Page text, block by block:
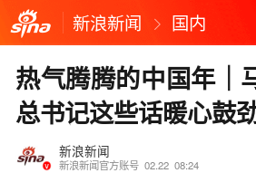
新浪新闻 国内
热气腾腾的中国年｜
总书记这些话暖心鼓
新浪新闻
新浪新闻官方账号 02.22 08:24